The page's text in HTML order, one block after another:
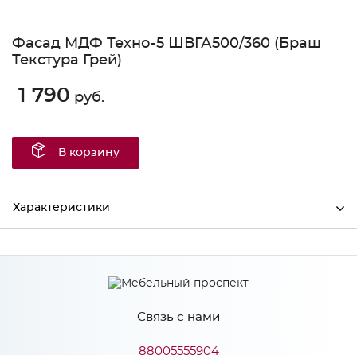
Фасад МДФ Техно-5 ШВГА500/360 (Браш
Текстура Грей)
1 790 руб.
В корзину
Характеристики
Производитель МиФ
Связь с нами
88005555904